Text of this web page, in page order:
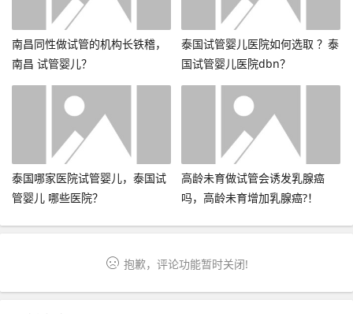
南昌同性做试管的机构长铁稽，
南昌 试管婴儿？
泰国试管婴儿医院如何选取 ？泰
国试管婴儿医院dbn？
泰国哪家医院试管婴儿，泰国试
管婴儿 哪些医院？
高龄未育做试管会诱发乳腺癌
吗，高龄未育增加乳腺癌?！
抱歉，评论功能暂时关闭!